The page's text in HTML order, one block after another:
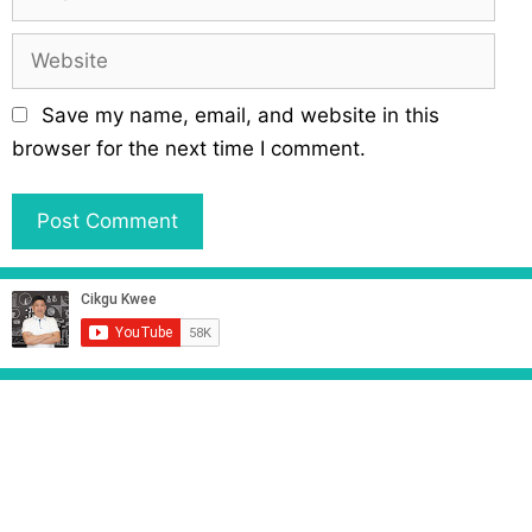
a
b
s
t
Save my name, email, and website in this
browser for the next time I comment.